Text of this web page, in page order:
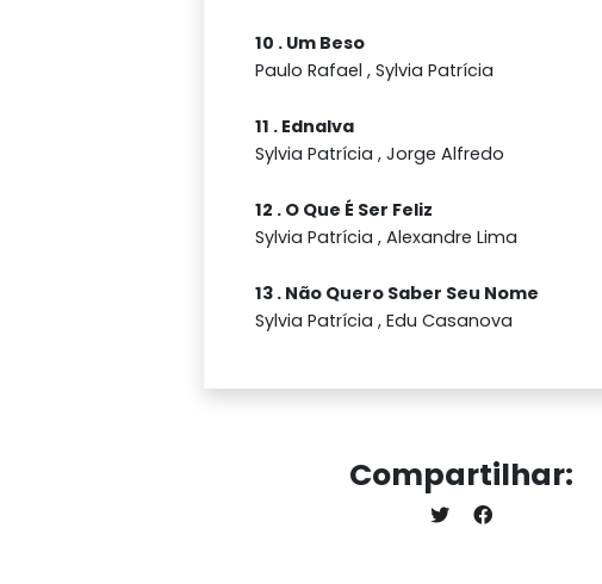
10 . Um Beso
Paulo Rafael , Sylvia Patrícia
11 . Ednalva
Sylvia Patrícia , Jorge Alfredo
12 . O Que É Ser Feliz
Sylvia Patrícia , Alexandre Lima
13 . Não Quero Saber Seu Nome
Sylvia Patrícia , Edu Casanova
Compartilhar: